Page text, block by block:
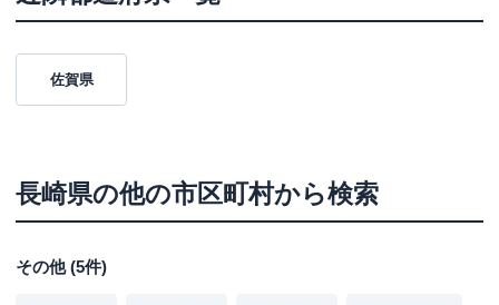
佐賀県
長崎県の他の市区町村から検索
その他(5件)